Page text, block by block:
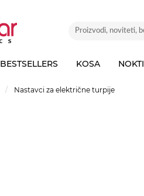
BESTSELLERS KOSA NOKTI
Nastavci za električne turpije